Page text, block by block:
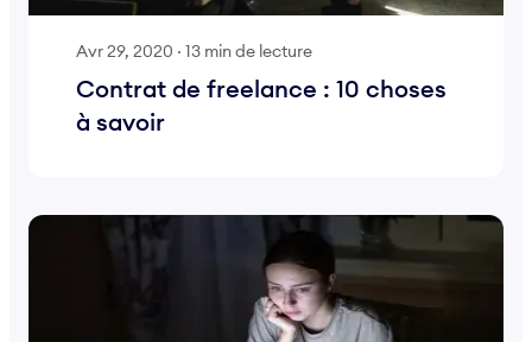
Avr 29, 2020 · 13 min de lecture
Contrat de freelance : 10 choses
à savoir